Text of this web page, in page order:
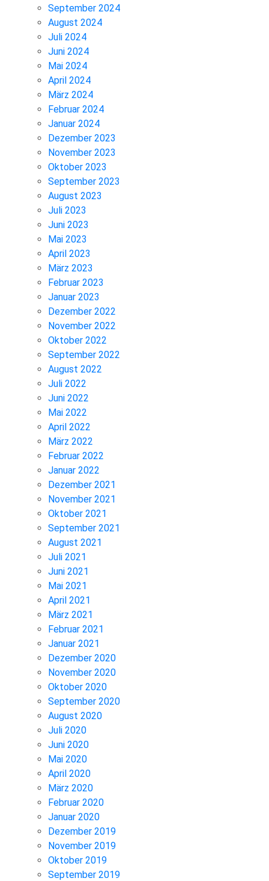
September 2024
August 2024
Juli 2024
Juni 2024
Mai 2024
April 2024
März 2024
Februar 2024
Januar 2024
Dezember 2023
November 2023
Oktober 2023
September 2023
August 2023
Juli 2023
Juni 2023
Mai 2023
April 2023
März 2023
Februar 2023
Januar 2023
Dezember 2022
November 2022
Oktober 2022
September 2022
August 2022
Juli 2022
Juni 2022
Mai 2022
April 2022
März 2022
Februar 2022
Januar 2022
Dezember 2021
November 2021
Oktober 2021
September 2021
August 2021
Juli 2021
Juni 2021
Mai 2021
April 2021
März 2021
Februar 2021
Januar 2021
Dezember 2020
November 2020
Oktober 2020
September 2020
August 2020
Juli 2020
Juni 2020
Mai 2020
April 2020
März 2020
Februar 2020
Januar 2020
Dezember 2019
November 2019
Oktober 2019
September 2019